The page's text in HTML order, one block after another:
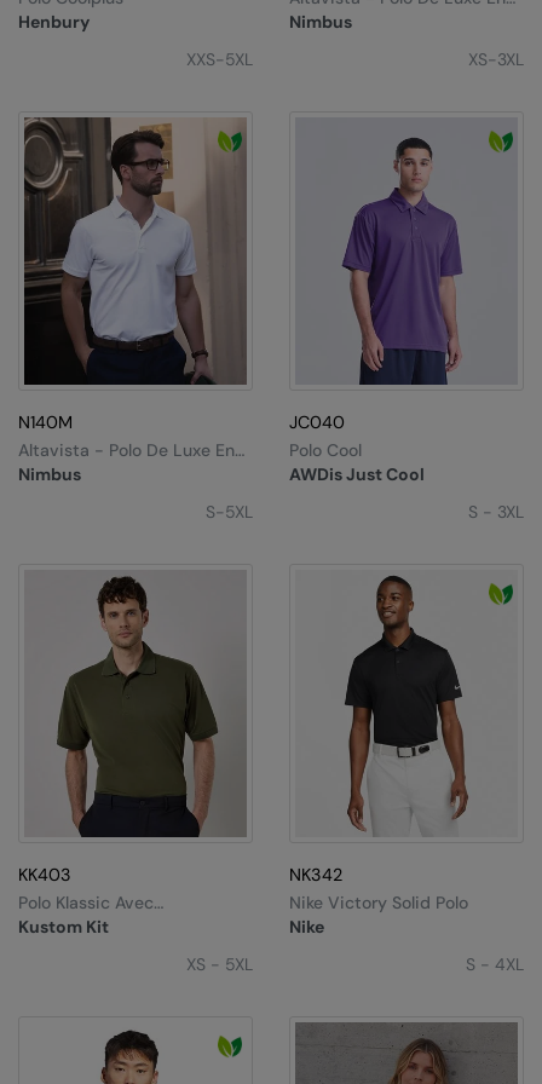
Kariban
Kodak
Kustom Kit
Larkwood
Maddins
Madeira
MagiCut
Marketing Hub
Mumbles
Onna By Premier
Portman & Pooch
Portwest
Premier
Pro RTX
RalaBundle
Henbury
XXS-5XL
Nimbus
Mélange De Trois Matières
Pour Femme
XS-3XL
N140M
Nimbus
Altavista - Polo De Luxe En
Mélange De Trois Matières
S-5XL
JC040
AWDis Just Cool
Polo Cool
S - 3XL
KK403
Kustom Kit
Polo Klassic Avec
Superwash® 60°C
XS - 5XL
NK342
Nike
Nike Victory Solid Polo
S - 4XL